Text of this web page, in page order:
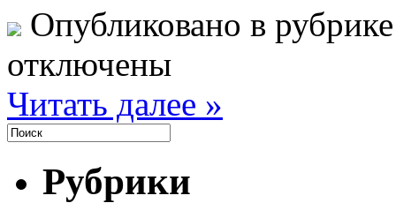
Опубликовано в
отключены
Читать далее »
Рубрики